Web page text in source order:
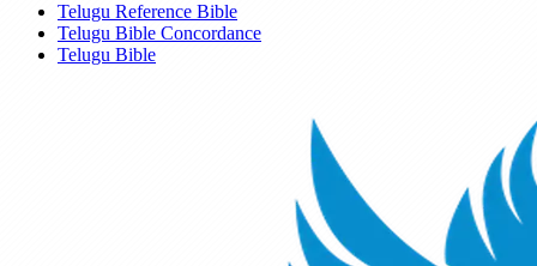
Telugu Reference Bible
Telugu Bible Concordance
Telugu Bible